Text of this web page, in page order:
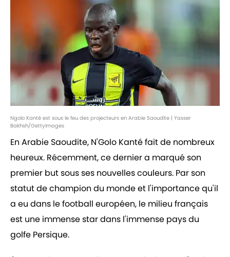
Ngolo Kanté est sous le feu des projecteurs en Arabie Saoudite | Yasser
Bakhsh/GettyImages
En Arabie Saoudite, N'Golo Kanté fait de nombreux
heureux. Récemment, ce dernier a marqué son
premier but sous ses nouvelles couleurs. Par son
statut de champion du monde et l'importance qu'il
a eu dans le football européen, le milieu français
est une immense star dans l'immense pays du
golfe Persique.